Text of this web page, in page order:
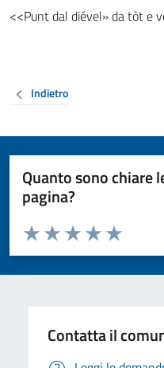
<<Punt dal diével» da tòt e
Indietro
Quanto sono chiare
pagina?
Valuta da 1 a 5 stelle la pagina
Valuta 5
Valuta 4 stelle
Valuta 3 stelle su 5
Valuta 2 stelle su 5
Valuta 1 stelle su 5
Contatta il